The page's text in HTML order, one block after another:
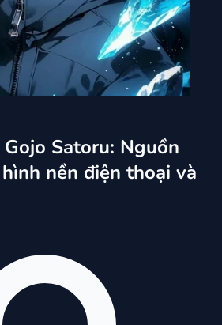
Satoru: Nguồn
nền điện thoại và